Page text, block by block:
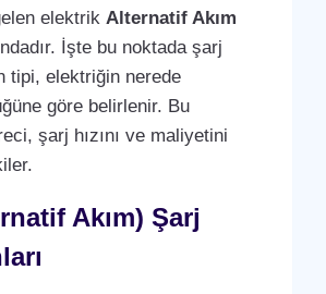
elektrik Alternatif Akım
İşte bu noktada şarj
tipi, elektriğin nerede
göre belirlenir. Bu
şarj hızını ve maliyetini
Akım) Şarj